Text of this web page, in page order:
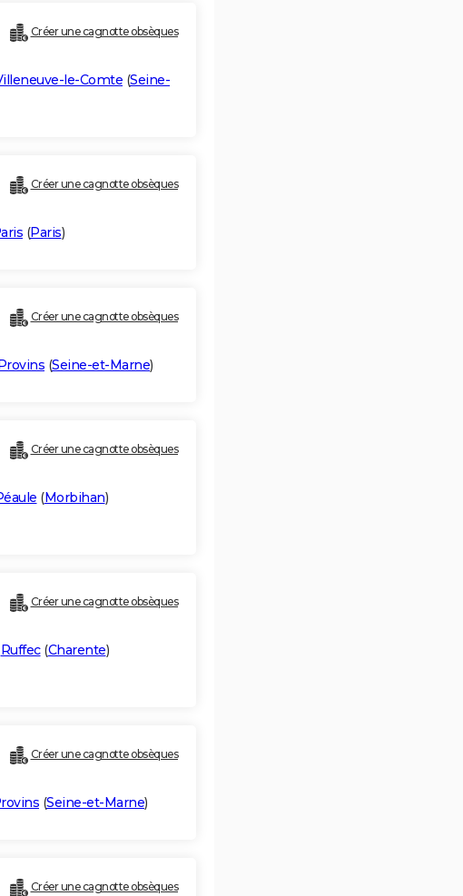
Créer une cagnotte obsèques
le-Comte (Seine-
Créer une cagnotte obsèques
(Paris)
Créer une cagnotte obsèques
(Seine-et-Marne)
Créer une cagnotte obsèques
(Morbihan)
Créer une cagnotte obsèques
Ruffec(Charente)
Créer une cagnotte obsèques
(Seine-et-Marne)
Créer une cagnotte obsèques